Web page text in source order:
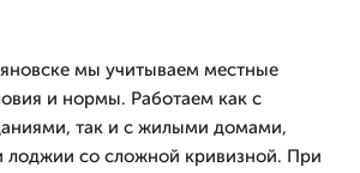
мы учитываем местные
и нормы. Работаем как с
так и с жилыми домами,
лоджии со сложной кривизной. При